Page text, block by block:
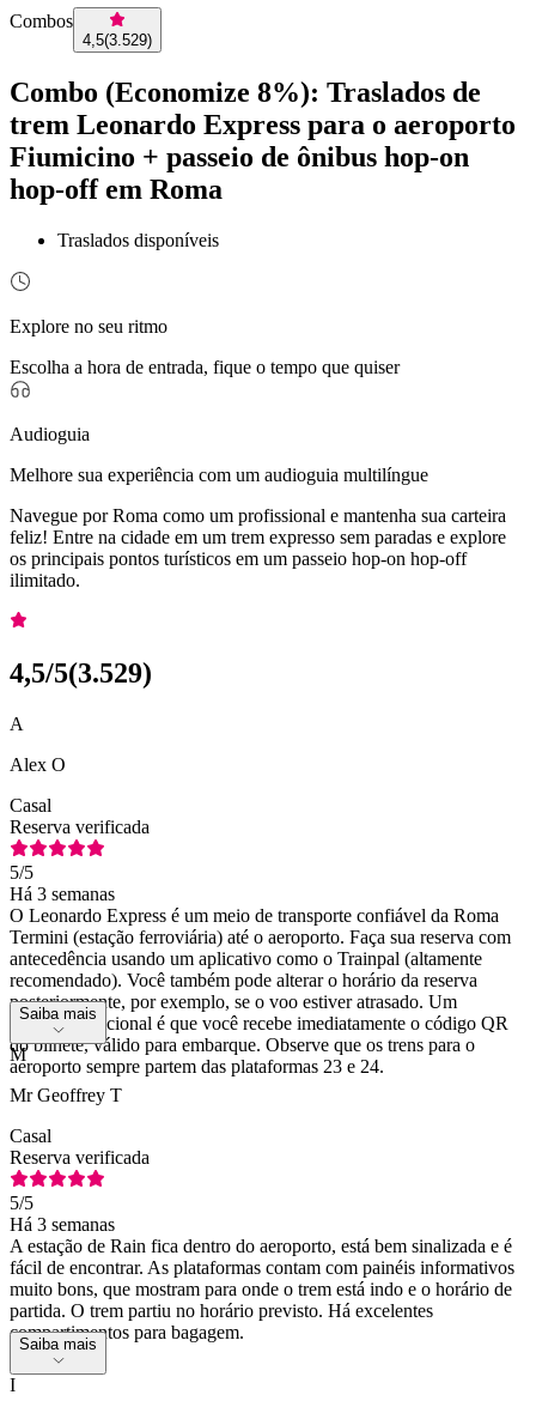
Combos
4,5(3.529)
Combo (Economize 8%): Traslados de
trem Leonardo Express para o aeroporto
Fiumicino + passeio de ônibus hop-on
hop-off em Roma
Traslados disponíveis
Explore no seu ritmo
Escolha a hora de entrada, fique o tempo que quiser
Audioguia
Melhore sua experiência com um audioguia multilíngue
Navegue por Roma como um profissional e mantenha sua carteira
feliz! Entre na cidade em um trem expresso sem paradas e explore
os principais pontos turísticos em um passeio hop-on hop-off
ilimitado.
4,5/5(3.529)
A
Alex O
Casal
Reserva verificada
5/5
Há 3 semanas
O Leonardo Express é um meio de transporte confiável da Roma
Termini (estação ferroviária) até o aeroporto. Faça sua reserva com
antecedência usando um aplicativo como o Trainpal (altamente
recomendado). Você também pode alterar o horário da reserva
posteriormente, por exemplo, se o voo estiver atrasado. Um
benefício adicional é que você recebe imediatamente o código QR
do bilhete, válido para embarque. Observe que os trens para o
aeroporto sempre partem das plataformas 23 e 24.
Saiba mais
M
Mr Geoffrey T
Casal
Reserva verificada
5/5
Há 3 semanas
A estação de Rain fica dentro do aeroporto, está bem sinalizada e é
fácil de encontrar. As plataformas contam com painéis informativos
muito bons, que mostram para onde o trem está indo e o horário de
partida. O trem partiu no horário previsto. Há excelentes
compartimentos para bagagem.
Saiba mais
I